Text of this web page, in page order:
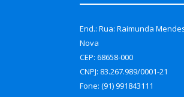
End.: Rua: Raimunda
Nova
CEP: 68658-000
CNPJ: 83.267.989/0001-21
Fone: (91) 991843111